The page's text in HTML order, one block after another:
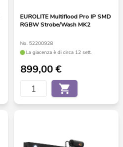
EUROLITE Multiflood Pro IP SMD
RGBW Strobe/Wash MK2
No. 52200928
La giacenza è di circa 12 sett.
899,00€